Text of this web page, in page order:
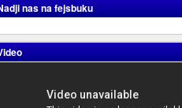
nas na fejsbuku